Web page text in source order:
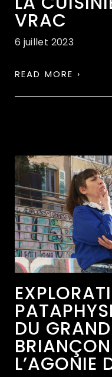
VRAC
6 juillet 2023
READ MORE ›
DU GRAND
L’AGONIE